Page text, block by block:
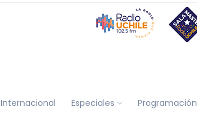
Internacional Especiales Programación